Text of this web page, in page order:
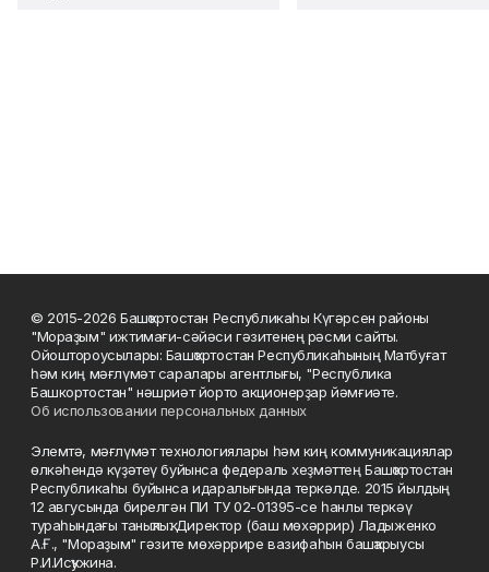
© 2015-2026 Башҡортостан Республикаһы Күгәрсен районы
"Мораҙым" ижтимағи-сәйәси гәзитенең рәсми сайты.
Ойоштороусылары: Башҡортостан Республикаһының Матбуғат
һәм киң мәғлүмәт саралары агентлығы, "Республика
Башкортостан" нәшриәт йорто акционерҙар йәмғиәте.
Об использовании персональных данных
Элемтә, мәғлүмәт технологиялары һәм киң коммуникациялар
өлкәһендә күҙәтеү буйынса федераль хеҙмәттең Башҡортостан
Республикаһы буйынса идаралығында теркәлде. 2015 йылдың
12 авгусында бирелгән ПИ ТУ 02-01395-се һанлы теркәү
тураһындағы таныҡлыҡ. Директор (баш мөхәррир) Ладыженко
А.Ғ., "Мораҙым" гәзите мөхәррире вазифаһын башҡарыусы
Р.И.Исҡужина.